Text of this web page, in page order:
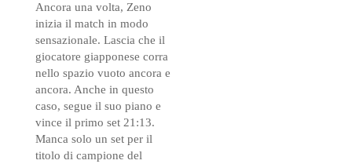
Ancora una volta, Zeno
inizia il match in modo
sensazionale. Lascia che il
giocatore giapponese corra
nello spazio vuoto ancora e
ancora. Anche in questo
caso, segue il suo piano e
vince il primo set 21:13.
Manca solo un set per il
titolo di campione del